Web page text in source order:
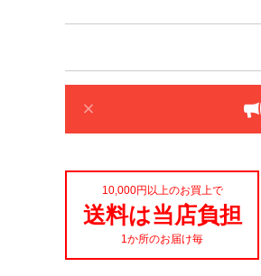
10,000円以上のお買上で
送料は当店負担
1か所のお届け毎